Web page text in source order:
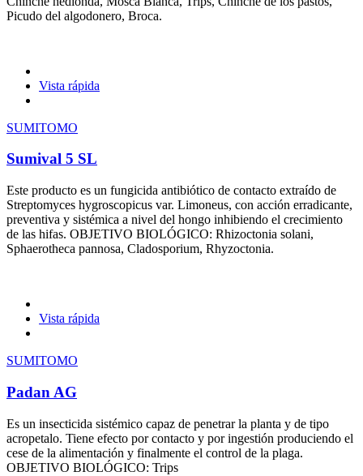
Picudo del algodonero, Broca.
Vista rápida
SUMITOMO
Sumival 5 SL
Este producto es un fungicida antibiótico de contacto extraído de
Streptomyces hygroscopicus var. Limoneus, con acción erradicante,
preventiva y sistémica a nivel del hongo inhibiendo el crecimiento
de las hifas. OBJETIVO BIOLÓGICO: Rhizoctonia solani,
Sphaerotheca pannosa, Cladosporium, Rhyzoctonia.
Vista rápida
SUMITOMO
Padan AG
Es un insecticida sistémico capaz de penetrar la planta y de tipo
acropetalo. Tiene efecto por contacto y por ingestión produciendo el
cese de la alimentación y finalmente el control de la plaga.
OBJETIVO BIOLÓGICO: Trips